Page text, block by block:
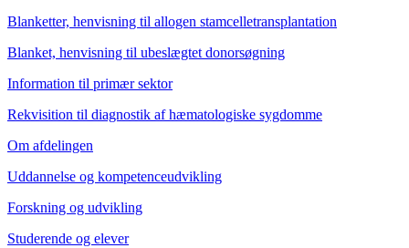
Blanketter, henvisning til allogen stamcelletransplantation
Blanket, henvisning til ubeslægtet donorsøgning
Information til primær sektor
Rekvisition til diagnostik af hæmatologiske sygdomme
Om afdelingen
Uddannelse og kompetenceudvikling
Forskning og udvikling
Studerende og elever